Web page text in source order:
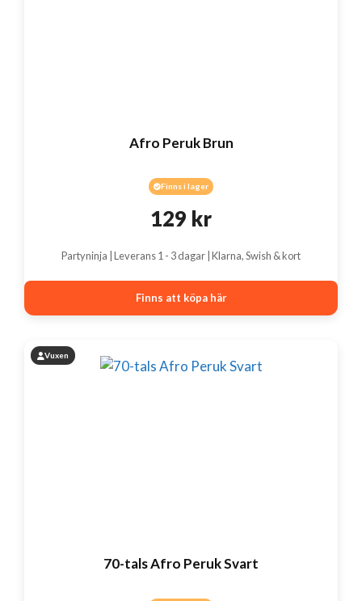
Afro Peruk Brun
Finns i lager
129 kr
Partyninja | Leverans 1 - 3 dagar | Klarna, Swish & kort
Finns att köpa här
Vuxen
70-tals Afro Peruk Svart